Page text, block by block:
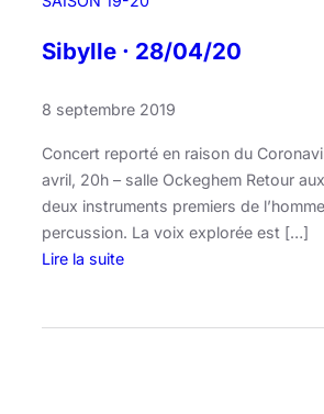
Sibylle · 28/04/20
8 septembre 2019
Concert reporté en raison du
avril, 20h – salle Ockeghem Retour
deux instruments premiers de
percussion. La voix explorée est […]
Lire la suite